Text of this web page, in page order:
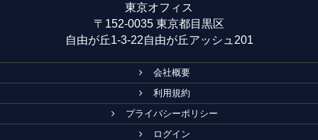
東京オフィス
〒152-0035 東京都目黒区
自由が丘1-3-22自由が丘アッシュ201
会社概要
利用規約
プライバシーポリシー
ログイン